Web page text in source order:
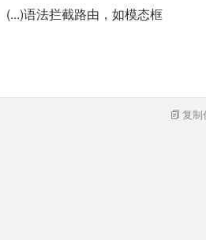
(...)语法拦截路由，如模态框
复制